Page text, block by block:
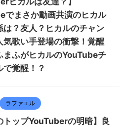
でまさか動画共演のヒカル
は？友人？ヒカルのチャン
気歌い手登場の衝撃！覚醒
まふがヒカルのYouTubeチ
で覚醒！？
ラファエル
トップYouTuberの明暗】良